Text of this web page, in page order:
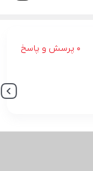
0 پرسش و پاسخ